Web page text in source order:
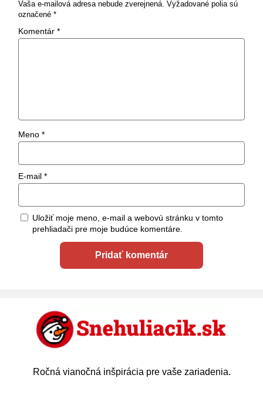
Vaša e-mailová adresa nebude zverejnená. Vyžadované polia sú
označené *
Komentár *
Meno *
E-mail *
Uložiť moje meno, e-mail a webovú stránku v tomto
prehliadači pre moje budúce komentáre.
Ročná vianočná inšpirácia pre vaše zariadenia.